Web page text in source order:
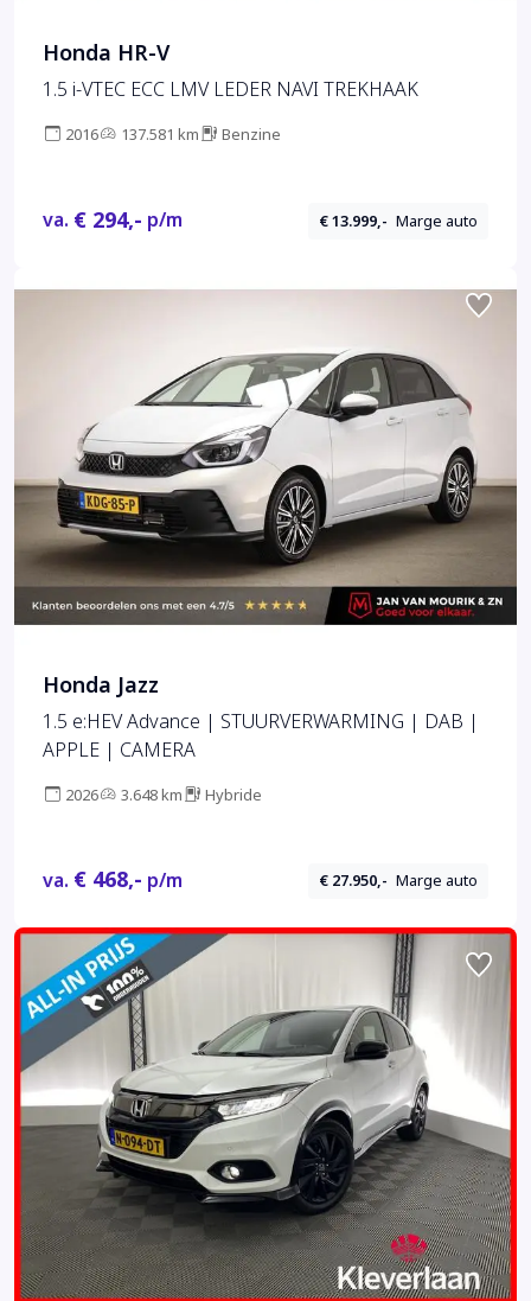
Honda HR-V
1.5 i-VTEC ECC LMV LEDER NAVI TREKHAAK
2016 137.581 km Benzine
va. € 294,- p/m € 13.999,- Marge auto
Honda Jazz
1.5 e:HEV Advance | STUURVERWARMING | DAB |
APPLE | CAMERA
2026 3.648 km Hybride
va. € 468,- p/m € 27.950,- Marge auto